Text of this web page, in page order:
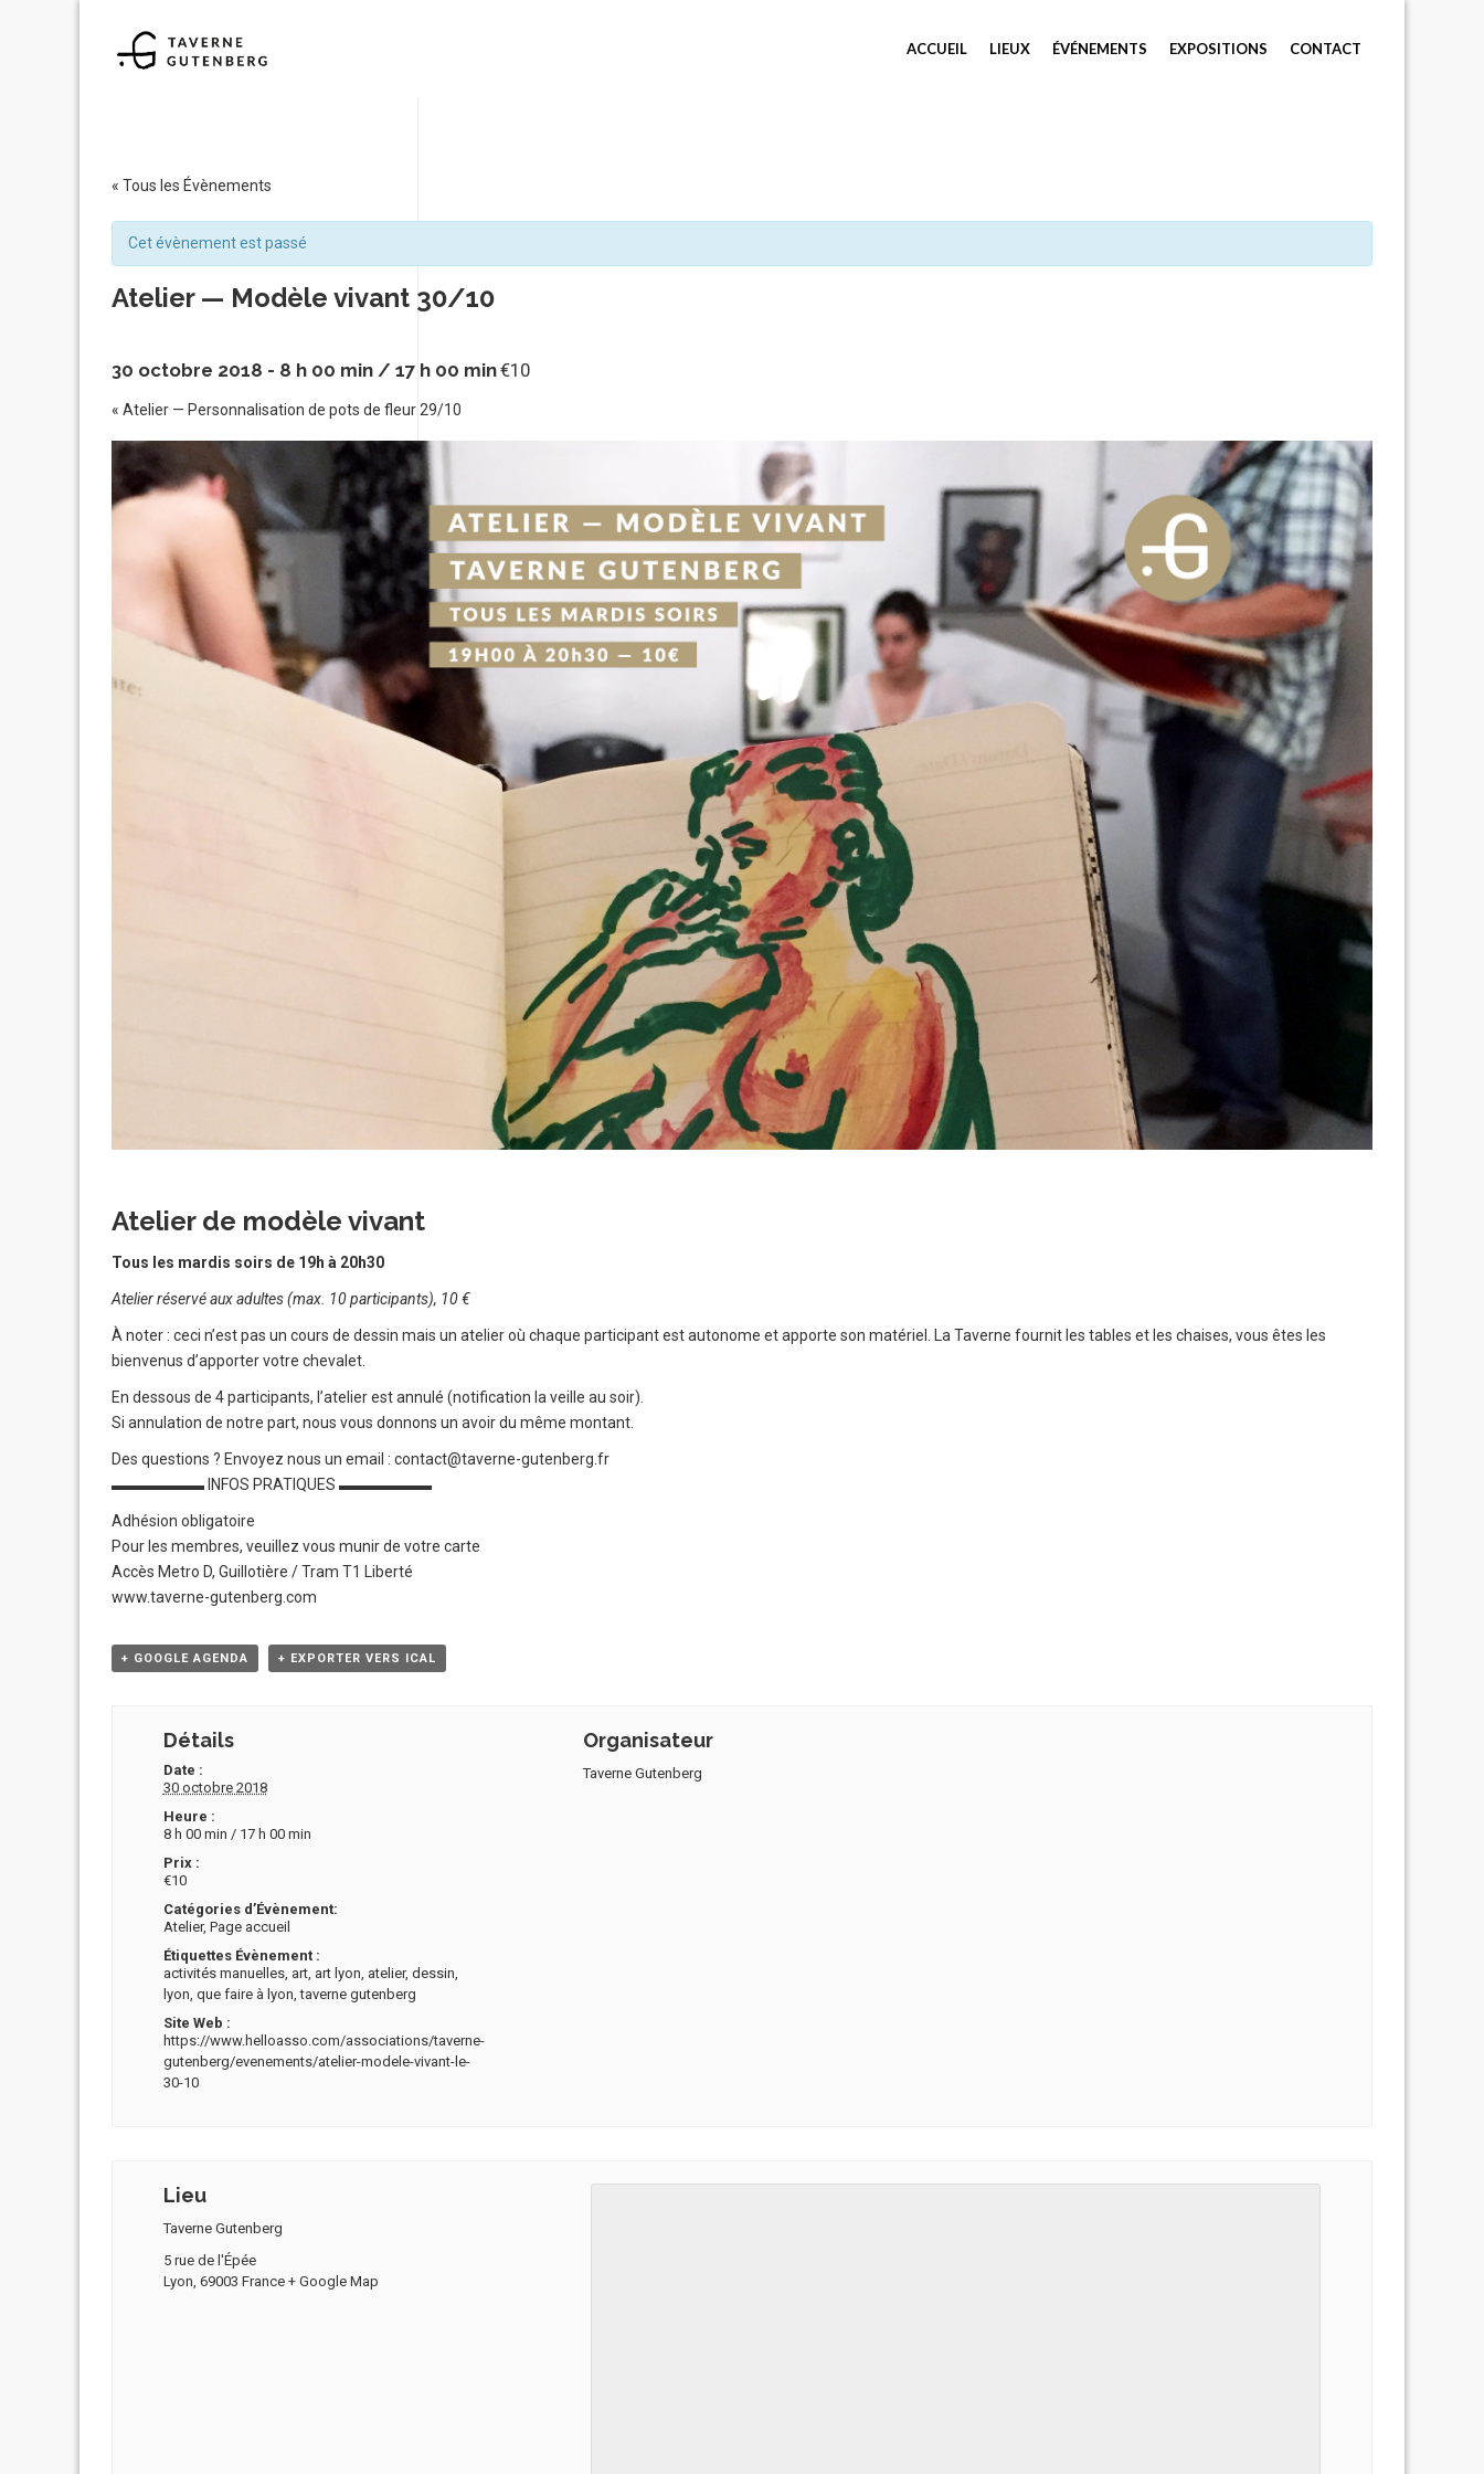
ACCUEIL LIEUX ÉVÉNEMENTS EXPOSITIONS CONTACT
« Tous les Évènements
Cet évènement est passé
Atelier — Modèle vivant 30/10
30 octobre 2018 - 8 h 00 min/ 17 h 00 min€10
« Atelier — Personnalisation de pots de fleur 29/10
Atelier de modèle vivant
Tous les mardis soirs de 19h à 20h30
Atelier réservé aux adultes (max. 10 participants), 10 €
À noter : ceci n’est pas un cours de dessin mais un atelier où chaque participant est autonome et apporte son matériel. La Taverne fournit les tables et les chaises, vous êtes les
bienvenus d’apporter votre chevalet.
En dessous de 4 participants, l’atelier est annulé (notification la veille au soir).
Si annulation de notre part, nous vous donnons un avoir du même montant.
Des questions ? Envoyez nous un email : contact@taverne-gutenberg.fr
▬▬▬▬▬▬ INFOS PRATIQUES ▬▬▬▬▬▬
Adhésion obligatoire
Pour les membres, veuillez vous munir de votre carte
Accès Metro D, Guillotière / Tram T1 Liberté
www.taverne-gutenberg.com
+ GOOGLE AGENDA + EXPORTER VERS ICAL
Détails
Date :
30 octobre 2018
Heure :
8 h 00 min / 17 h 00 min
Prix :
€10
Catégories d’Évènement:
Atelier, Page accueil
Étiquettes Évènement :
activités manuelles, art, art lyon atelier, dessin
lyon que faire à lyon ,taverne gutenberg
Site Web :
https://www.helloasso.com/associations/taverne-
gutenberg/evenements/atelier-modele-vivant-le-
30-10
Organisateur
Taverne Gutenberg
Lieu
Taverne Gutenberg
5 rue de l'Épée
Lyon 69003 France + Google Map